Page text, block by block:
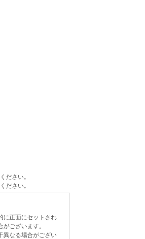
ださい。
ださい。
に正面にセットされ
ございます。
なる場合がござい